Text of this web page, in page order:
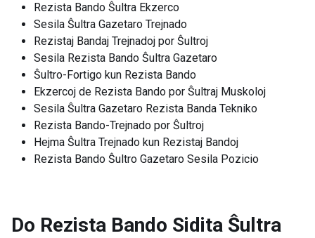
Rezista Bando Ŝultra Ekzerco
Sesila Ŝultra Gazetaro Trejnado
Rezistaj Bandaj Trejnadoj por Ŝultroj
Sesila Rezista Bando Ŝultra Gazetaro
Ŝultro-Fortigo kun Rezista Bando
Ekzercoj de Rezista Bando por Ŝultraj Muskoloj
Sesila Ŝultra Gazetaro Rezista Banda Tekniko
Rezista Bando-Trejnado por Ŝultroj
Hejma Ŝultra Trejnado kun Rezistaj Bandoj
Rezista Bando Ŝultro Gazetaro Sesila Pozicio
Do Rezista Bando Sidita Ŝultra